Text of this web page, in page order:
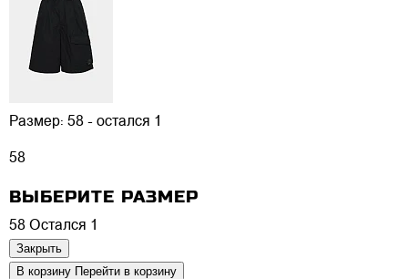
Размер: 58 - остался 1
58
ВЫБЕРИТЕ РАЗМЕР
58 Остался 1
Закрыть
В корзину Перейти в корзину